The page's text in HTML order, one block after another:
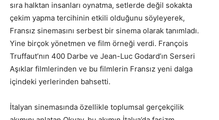
sıra halktan insanları oynatma, setlerde değil sokakta
çekim yapma tercihinin etkili olduğunu söyleyerek,
Fransız sinemasını serbest bir sinema olarak tanımladı.
Yine birçok yönetmen ve film örneği verdi. François
Truffaut’nın 400 Darbe ve Jean-Luc Godard’ın Serseri
Aşıklar filmlerinden ve bu filmlerin Fransız yeni dalga
içindeki yerlerinden bahsetti.
İtalyan sinemasında özellikle toplumsal gerçekçilik